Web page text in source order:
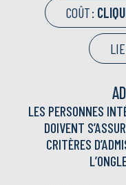
COÛT :
LES PERSONNES
DOIVENT
CRITÈRES